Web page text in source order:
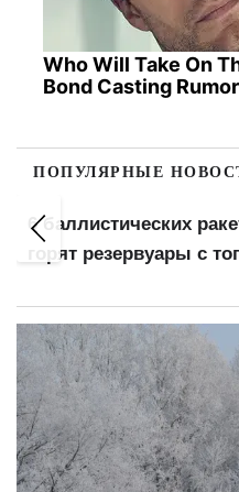
Who Will Take On
Bond Casting
ПОПУЛЯРНЫЕ
6 баллистических
горят резервуары с